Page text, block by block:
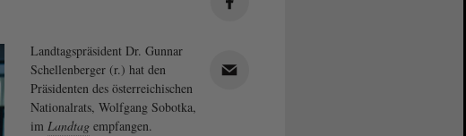
Landtagspräsident Dr. Gunnar
Schellenberger (r.) hat den
Präsidenten des österreichischen
Nationalrats, Wolfgang Sobotka,
im Landtagempfangen.